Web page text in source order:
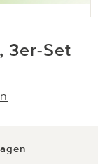
3er-Set